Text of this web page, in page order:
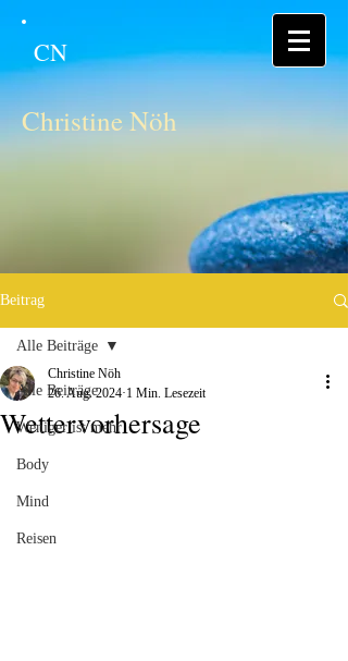
CN
Christine Nöh
Beitrag
Alle Beiträge
Weniger ist mehr
Body
Mind
Reisen
Alle Beiträge
Wettervorhersage
Christine Nöh
26. Aug. 2024 1 Min. Lesezeit